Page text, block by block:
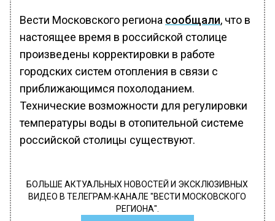
Вести Московского региона сообщали, что в
настоящее время в российской столице
произведены корректировки в работе
городских систем отопления в связи с
приближающимся похолоданием.
Технические возможности для регулировки
температуры воды в отопительной системе
российской столицы существуют.
БОЛЬШЕ АКТУАЛЬНЫХ НОВОСТЕЙ И ЭКСКЛЮЗИВНЫХ
ВИДЕО В ТЕЛЕГРАМ-КАНАЛЕ "ВЕСТИ МОСКОВСКОГО
РЕГИОНА".